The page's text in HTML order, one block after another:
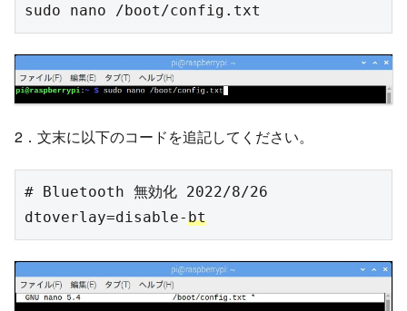
sudo nano /boot/config.txt
2．文末に以下のコードを追記してください。
# Bluetooth 無効化 2022/8/26
dtoverlay=disable-bt